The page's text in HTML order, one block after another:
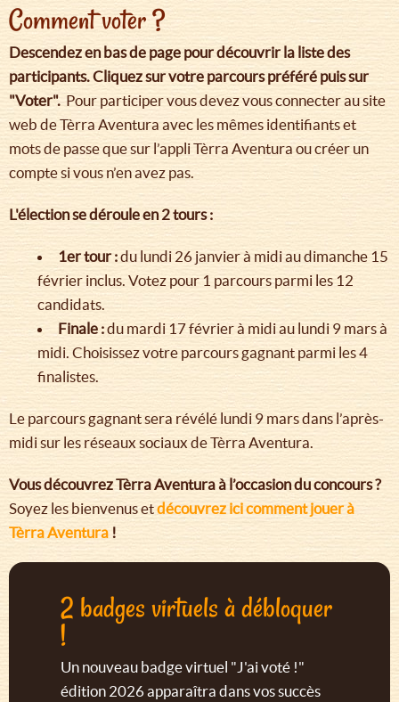
Comment voter ?
Descendez en bas de page pour découvrir la liste des
participants. Cliquez sur votre parcours préféré puis sur
"Voter". Pour participer vous devez vous connecter au site
web de Tèrra Aventura avec les mêmes identifiants et
mots de passe que sur l’appli Tèrra Aventura ou créer un
compte si vous n’en avez pas.
L'élection se déroule en 2 tours :
1er tour :du lundi 26 janvier à midi au dimanche 15
février inclus. Votez pour 1 parcours parmi les 12
candidats.
Finale :du mardi 17 février à midi au lundi 9 mars à
midi. Choisissez votre parcours gagnant parmi les 4
finalistes.
Le parcours gagnant sera révélé lundi 9 mars dans l’après-
midi sur les réseaux sociaux de Tèrra Aventura.
Vous découvrez Tèrra Aventura à l’occasion du concours ?
Soyez les bienvenus etdécouvrez ici comment jouer à
Tèrra Aventura !
2 badges virtuels à débloquer
!
Un nouveau badge virtuel "J'ai voté !"
édition 2026 apparaîtra dans vos succès